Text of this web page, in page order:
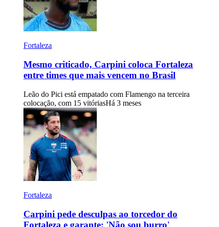
Fortaleza
Mesmo criticado, Carpini coloca Fortaleza
entre times que mais vencem no Brasil
Leão do Pici está empatado com Flamengo na terceira
colocação, com 15 vitóriasHá 3 meses
Fortaleza
Carpini pede desculpas ao torcedor do
Fortaleza e garante: 'Não sou burro'